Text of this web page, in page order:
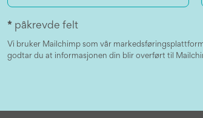
* påkrevde felt
Vi bruker Mailchimp som vår
godtar du at informasjonen din blir overført til